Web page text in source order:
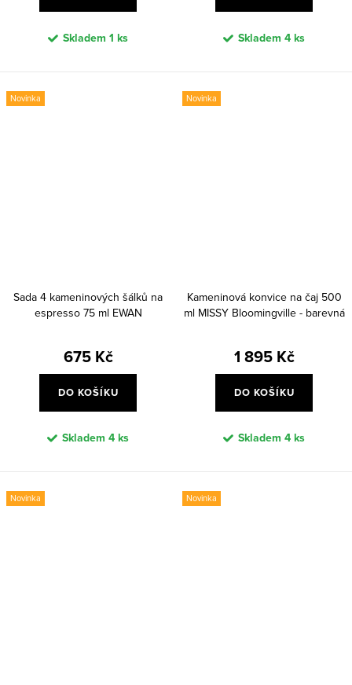
Skladem 1 ks Skladem 4 ks
Novinka
Sada 4 kameninových šálků na
espresso 75 ml EWAN
675 Kč
DO KOŠÍKU
Skladem 4 ks
Novinka
Kameninová konvice na čaj 500
ml MISSY Bloomingville - barevná
1 895 Kč
DO KOŠÍKU
Skladem 4 ks
Novinka Novinka